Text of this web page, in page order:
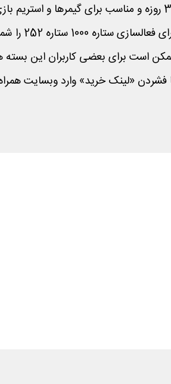
های ویدیویی
ستاره 1000 ستاره 252 را شماره گیری نمایید
است برای بعضی کاربران این بسته
فشردن «لینک خرید» وارد وبسایت